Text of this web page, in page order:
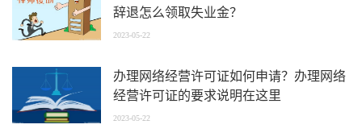
辞退怎么领取失业金？
2023-05-22
办理网络经营许可证如何申请？办理网络
经营许可证的要求说明在这里
2023-05-22